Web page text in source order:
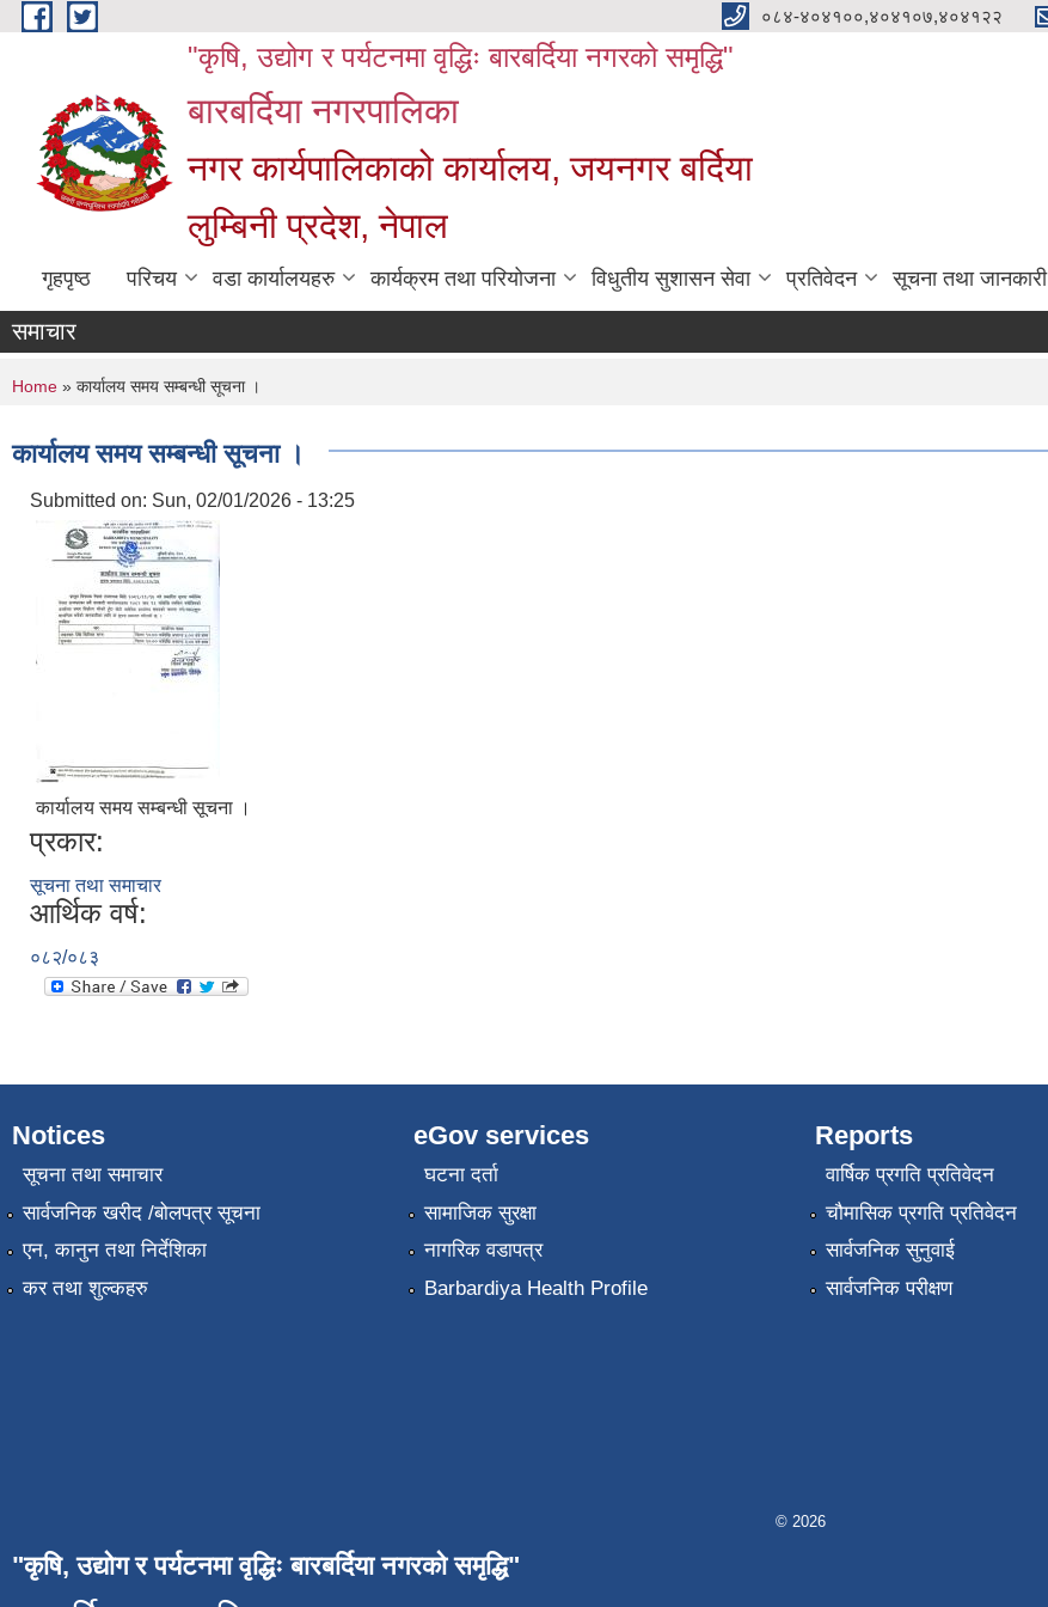
Skip to main content ०८४-४०४१००,४०४१०७,४०४१२२
"कृषि, उद्योग र पर्यटनमा वृद्धिः बारबर्दिया नगरको समृद्धि"
बारबर्दिया नगरपालिका
नगर कार्यपालिकाको कार्यालय, जयनगर बर्दिया
लुम्बिनी प्रदेश, नेपाल
गृहपृष्ठ परिचय वडा कार्यालयहरु कार्यक्रम तथा परियोजना विधुतीय सुशासन सेवा प्रतिवेदन सूचना तथा जानकारी
समाचार
You are here
Home » कार्यालय समय सम्बन्धी सूचना ।
कार्यालय समय सम्बन्धी सूचना ।
Submitted on: Sun, 02/01/2026 - 13:25
कार्यालय समय सम्बन्धी सूचना ।
प्रकार:
सूचना तथा समाचार
आर्थिक वर्ष:
०८२/०८३
Notices
सूचना तथा समाचार
सार्वजनिक खरीद /बोलपत्र सूचना
एन, कानुन तथा निर्देशिका
कर तथा शुल्कहरु
eGov services
घटना दर्ता
सामाजिक सुरक्षा
नागरिक वडापत्र
Barbardiya Health Profile
Reports
वार्षिक प्रगति प्रतिवेदन
चौमासिक प्रगति प्रतिवेदन
सार्वजनिक सुनुवाई
सार्वजनिक परीक्षण
© 2026
"कृषि, उद्योग र पर्यटनमा वृद्धिः बारबर्दिया नगरको समृद्धि"